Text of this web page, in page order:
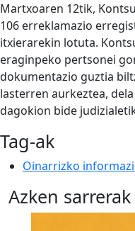
Martxoaren 12tik,
106 erreklamazio
itxierarekin lotuta.
eraginpeko pertsonei
dokumentazio guztia
lasterren aurkeztea,
dagokion bide
Tag-ak
Oinarrizko
Azken sarrerak